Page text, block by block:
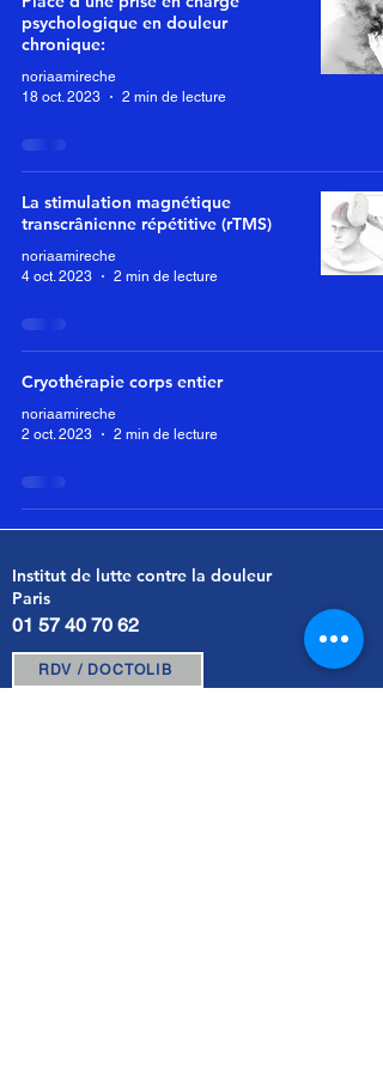
psychologique en douleur
chronique:
noriaamireche
18 oct. 2023
2 min de lecture
La stimulation magnétique
transcrânienne répétitive (rTMS)
noriaamireche
4 oct. 2023
2 min de lecture
Cryothérapie corps entier
noriaamireche
2 oct. 2023
2 min de lecture
Institut de lutte contre la douleur
Paris
01 57 40 70 62
RDV / DOCTOLIB